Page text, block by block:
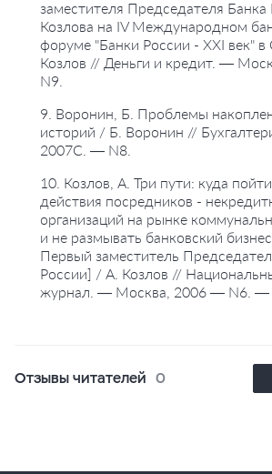
заместителя Председателя Банка
Козлова на IV Международном
форуме "Банки России - XXI век" в
Козлов // Деньги и кредит. —
N9.
9. Воронин, Б. Проблемы
историй / Б. Воронин //
2007C. — N8.
10. Козлов, А. Три пути: куда
действия посредников -
организаций на рынке
и не размывать банковский
Первый заместитель
России] / А. Козлов //
журнал. — Москва, 2006 — N6. —
Отзывы читателей 0